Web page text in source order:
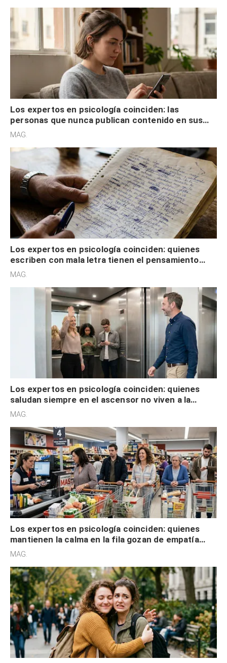
Los expertos en psicología coinciden: las
personas que nunca publican contenido en sus
redes sociales no pretenden buscar validación
MAG.
Los expertos en psicología coinciden: quienes
escriben con mala letra tienen el pensamiento
acelerado y no lo hacen por desinterés
MAG.
Los expertos en psicología coinciden: quienes
saludan siempre en el ascensor no viven a la
defensiva y tienen apertura social
MAG.
Los expertos en psicología coinciden: quienes
mantienen la calma en la fila gozan de empatía
cognitiva, gratitud y no solo tienen autocontrol
MAG.